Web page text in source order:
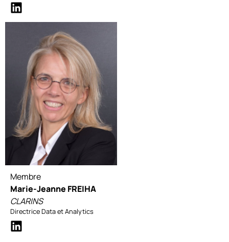
Membre
Marie-Jeanne FREIHA
CLARINS
Directrice Data et Analytics